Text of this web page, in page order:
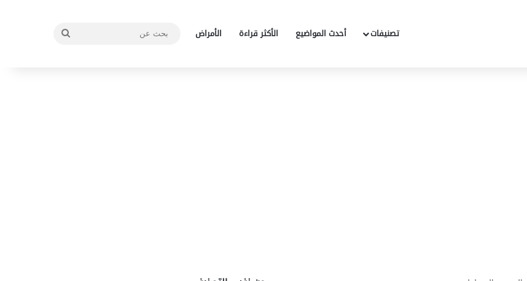
تصنيفات أحدث المواضيع الأكثر قراءة الأمراض
بحث